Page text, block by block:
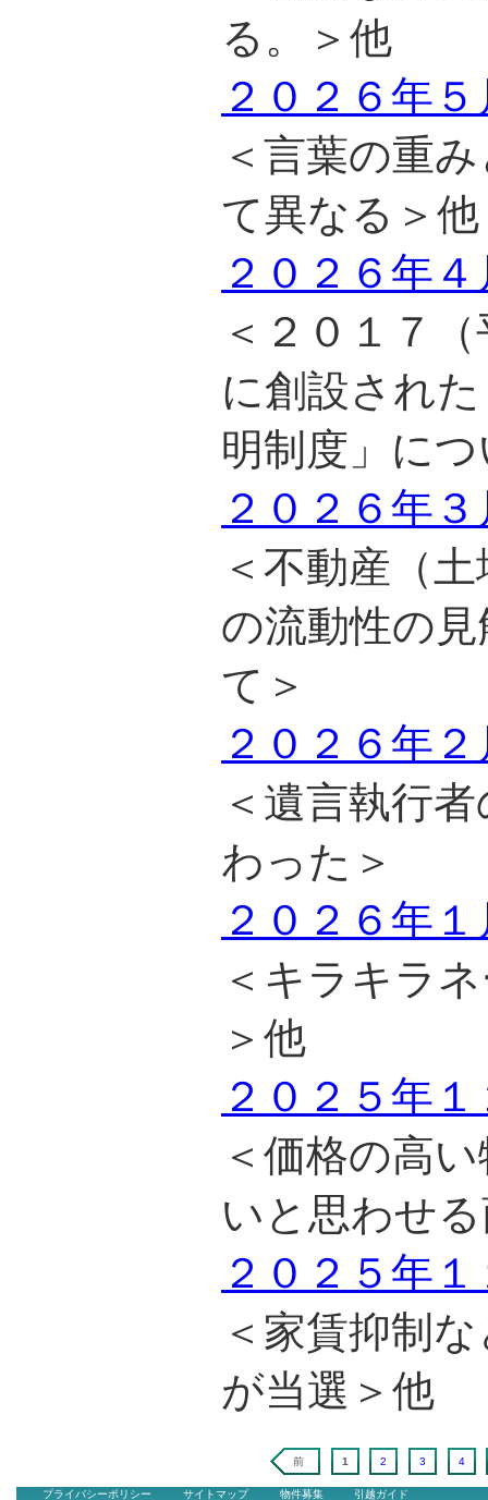
る。＞他
２０２６年
＜言葉の重
て異なる＞他
２０２６年
＜２０１７
に創設され
明制度」に
２０２６年
＜不動産（
の流動性の
て＞
２０２６年
＜遺言執行
わった＞
２０２６年
＜キラキラ
＞他
２０２５年
＜価格の高
いと思わせ
２０２５年
＜家賃抑制
が当選＞他
前 1 2 3 4
プライバシーポリシー サイトマップ 物件募集 引越ガイド